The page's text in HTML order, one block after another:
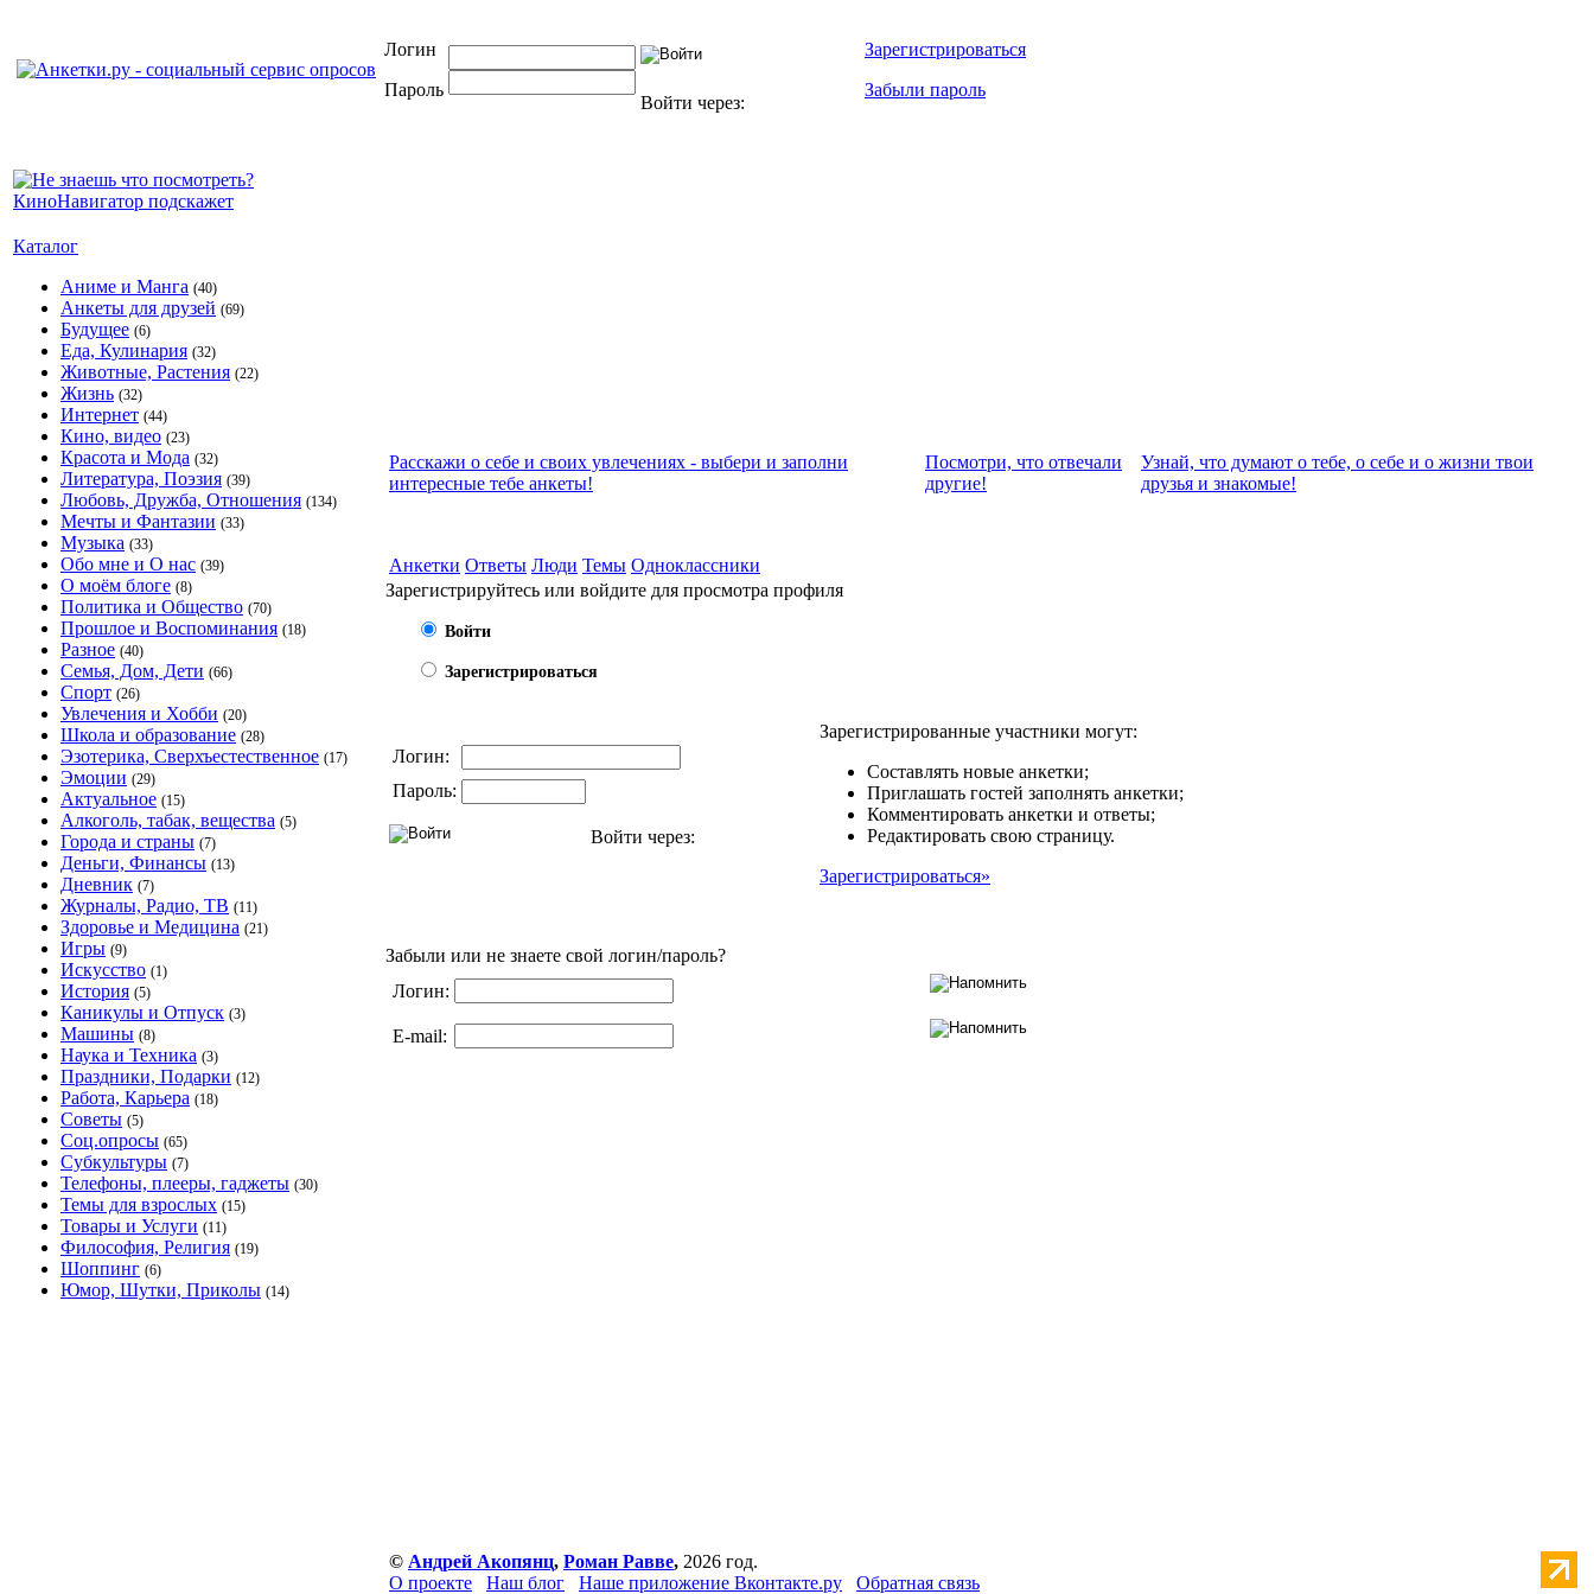
Логин
Пароль
Войти через:
Зарегистрироваться
Забыли пароль
Каталог
Аниме и Манга (40)
Анкеты для друзей (69)
Будущее (6)
Еда, Кулинария (32)
Животные, Растения (22)
Жизнь (32)
Интернет (44)
Кино, видео (23)
Красота и Мода (32)
Литература, Поэзия (39)
Любовь, Дружба, Отношения (134)
Мечты и Фантазии (33)
Музыка (33)
Обо мне и О нас (39)
О моём блоге (8)
Политика и Общество (70)
Прошлое и Воспоминания (18)
Разное (40)
Семья, Дом, Дети (66)
Спорт (26)
Увлечения и Хобби (20)
Школа и образование (28)
Эзотерика, Сверхъестественное (17)
Эмоции (29)
Актуальное (15)
Алкоголь, табак, вещества (5)
Города и страны (7)
Деньги, Финансы (13)
Дневник (7)
Журналы, Радио, ТВ (11)
Здоровье и Медицина (21)
Игры (9)
Искусство (1)
История (5)
Каникулы и Отпуск (3)
Машины (8)
Наука и Техника (3)
Праздники, Подарки (12)
Работа, Карьера (18)
Советы (5)
Соц.опросы (65)
Субкультуры (7)
Телефоны, плееры, гаджеты (30)
Темы для взрослых (15)
Товары и Услуги (11)
Философия, Религия (19)
Шоппинг (6)
Юмор, Шутки, Приколы (14)
Расскажи о себе и своих увлечениях - выбери и заполни
интересные тебе анкеты!
Посмотри, что отвeчали
другие!
Узнай, что думают о тебе, о себе и о жизни твои
друзья и знакомые!
Анкетки Ответы Люди Темы Одноклассники
Зарегистрируйтесь или войдите для просмотра профиля
Войти
Зарегистрироваться
Логин:
Пароль:
Войти через:
Зарегистрированные участники могут:
Составлять новые анкетки;
Приглашать гостей заполнять анкетки;
Комментировать анкетки и ответы;
Редактировать свою страницу.
Зарегистрироваться»
Забыли или не знаете свой логин/пароль?
Логин:
E-mail:
© Андрей Акопянц, Роман Равве, 2026 год.
О проекте
Наш блог Наше приложение Вконтакте.ру Обратная связь